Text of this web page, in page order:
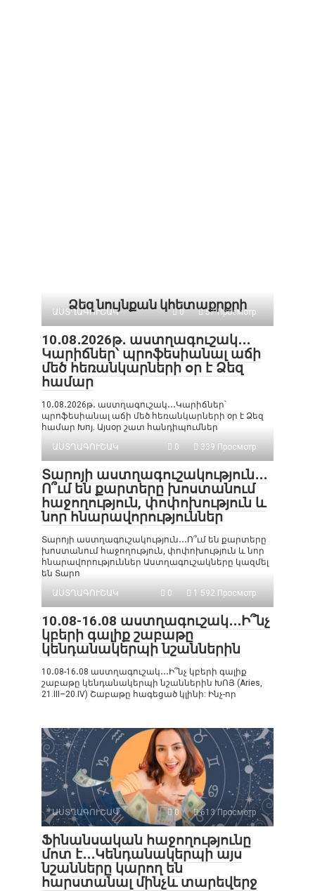
Ձեզ նույնքան կհետաքրքրի
ԱՍՏՂԱԳՈՒՇԱԿ 0 57 Просмотр
10․08․2026թ․ աստղագուշակ․․․
Կարիճներ՝ պրոֆեսիանալ աճի
մեծ հեռանկարների օր է Ձեզ
համար
10․08․2026թ․ աստղագուշակ․․․Կարիճներ՝
պրոֆեսիանալ աճի մեծ հեռանկարների օր է Ձեզ
համար Խոյ. Այսօր շատ հանդիպումներ
ԱՍՏՂԱԳՈՒՇԱԿ
0 339 Просмотр
Տարոյի աստղագուշակություն․․․
Ո՞ւմ են քարտերը խոստանում
հաջողություն, փոփոխություն և
նոր հնարավորություններ
Տարոյի աստղագուշակություն․․․Ո՞ւմ են քարտերը
խոստանում հաջողություն, փոփոխություն և նոր
հնարավորություններ Աստղագուշակները կազմել
են Տարո
ԱՍՏՂԱԳՈՒՇԱԿ
0 1 592 Просмотр
10․08-16․08 աստղագուշակ․․․Ի՞նչ
կբերի գալիք շաբաթը
կենդանակերպի նշաններին
10․08-16․08 աստղագուշակ․․․Ի՞նչ կբերի գալիք
շաբաթը կենդանակերպի նշաններին ԽՈՅ (Aries,
21.III–20.IV) Շաբաթը հագեցած կլինի: Ինչ-որ
ԱՍՏՂԱԳՈՒՇԱԿ 0 613 Просмотр
Ֆինանսական հաջողությունը
մոտ է․․․Կենդանակերպի այս
նշանները կարող են
հարստանալ մինչև տարեվերջ